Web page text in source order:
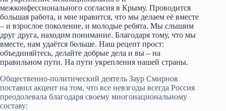
межконфессионального согласия в Крыму. Проводится
большая работа, и мне нравится, что мы делаем её вместе
– и взрослое поколение, и молодые ребята. Мы слышим
друг друга, находим понимание. Благодаря тому, что мы
вместе, нам удаётся больше. Наш рецепт прост:
объединяйтесь, делайте добрые дела и вы – на
правильном пути. На пути укрепления нашей страны.
Общественно-политический деятель Заур Смирнов
поставил акцент на том, что все невзгоды всегда Россия
преодолевала благодаря своему многонациональному
составу: